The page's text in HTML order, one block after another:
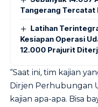
Tangerang Tercatat
Latihan
Kesiapan Operasi
12.000 Prajurit
“Saat ini, tim kajian
Dirjen Perhubungan
kajian apa-apa. Bisa